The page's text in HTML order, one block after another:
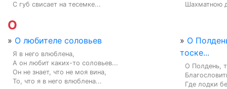
С губ свисает на тесемке...
Шахматною
О
» О любителе соловьев
Я в него влюблена,
А он любит каких-то соловьев...
Он не знает, что не моя вина,
То, что я в него влюблена...
» О
тоске...
О Полдень,
Где лодки